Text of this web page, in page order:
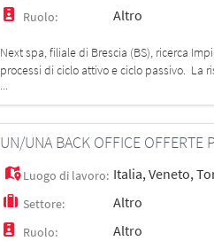
Ruolo: Altro
Next spa, filiale di Brescia (BS), ricerca
processi di ciclo attivo e ciclo passivo. La
amministrative, garantendo pr
...
UN/UNA BACK OFFICE OFFERTE
Luogo di lavoro: Italia,Veneto,
Settore: Altro
Ruolo: Altro